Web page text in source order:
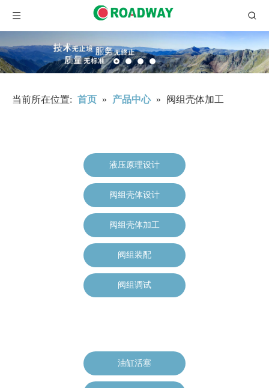
当前所在位置: 首页 » 产品中心 » 阀组壳体加工
液压原理设计
阀组壳体设计
阀组壳体加工
阀组装配
阀组调试
油缸活塞